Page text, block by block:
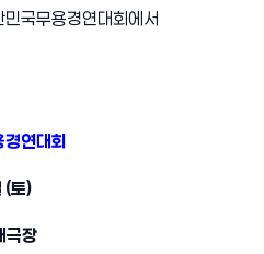
국무용경연대회에서
연대회
토)
극장